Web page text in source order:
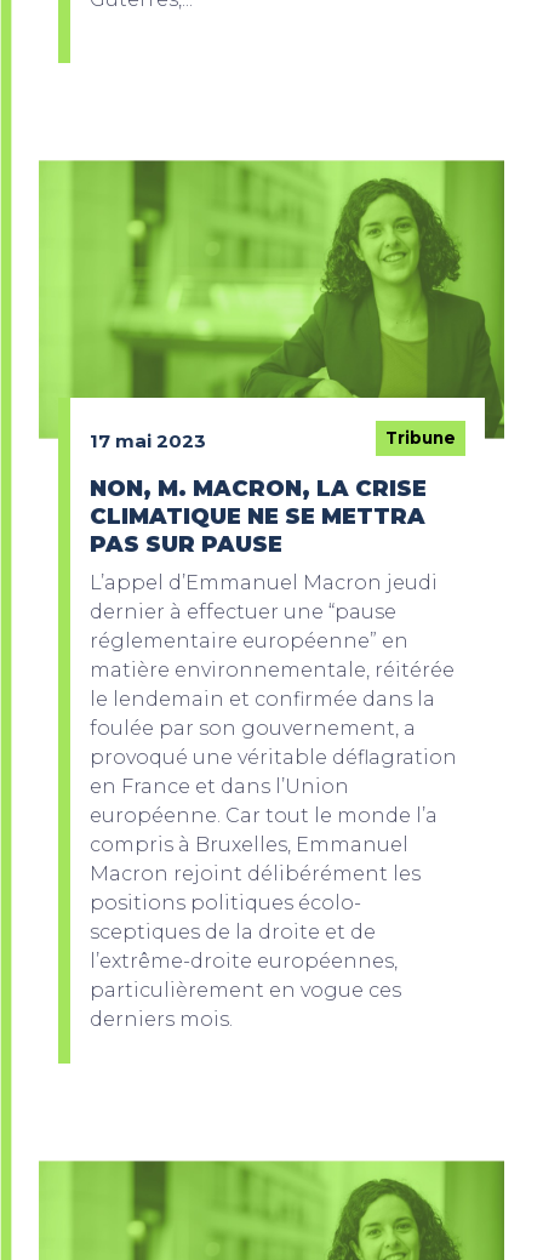
17 mai 2023 Tribune
NON, M. MACRON, LA CRISE
CLIMATIQUE NE SE METTRA
PAS SUR PAUSE
L’appel d’Emmanuel Macron jeudi
dernier à effectuer une “pause
réglementaire européenne” en
matière environnementale, réitérée
le lendemain et confirmée dans la
foulée par son gouvernement, a
provoqué une véritable déflagration
en France et dans l’Union
européenne. Car tout le monde l’a
compris à Bruxelles, Emmanuel
Macron rejoint délibérément les
positions politiques écolo-
sceptiques de la droite et de
l’extrême-droite européennes,
particulièrement en vogue ces
derniers mois.